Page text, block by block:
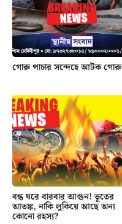
গোরু পাচার সন্দেহে আটক গোরু
বন্ধ ঘরে বারবার আগুন! ভূতের
আতঙ্ক, নাকি লুকিয়ে আছে অন্য
কোনো রহস্য?